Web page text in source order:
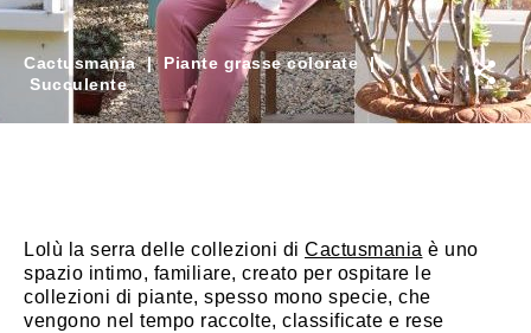
Cactusmania | Piante grasse colorate |
Succulente
Lolù la serra delle collezioni di Cactusmania è uno
spazio intimo, familiare, creato per ospitare le
collezioni di piante, spesso mono specie, che
vengono nel tempo raccolte, classificate e rese